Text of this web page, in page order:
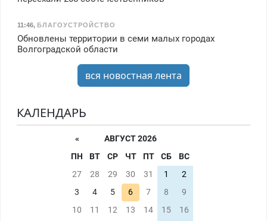
11:46, БЛАГОУСТРОЙСТВО
Обновлены территории в семи малых городах
Волгоградской области
вся новостная лента
КАЛЕНДАРЬ
«
АВГУСТ 2026
ПН
ВТ СР ЧТ ПТ СБ
ВС
27
28 29 30 31 1
2
3
4 5 6 7 8
9
10
11 12 13 14 15
16